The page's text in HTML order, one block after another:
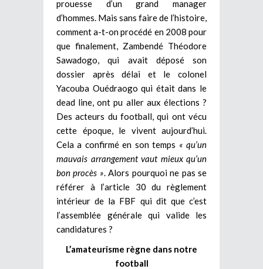
prouesse d’un grand manager
d’hommes. Mais sans faire de l’histoire,
comment a-t-on procédé en 2008 pour
que finalement, Zambendé Théodore
Sawadogo, qui avait déposé son
dossier après délai et le colonel
Yacouba Ouédraogo qui était dans le
dead line, ont pu aller aux élections ?
Des acteurs du football, qui ont vécu
cette époque, le vivent aujourd’hui.
Cela a confirmé en son temps « qu’un
mauvais arrangement vaut mieux qu’un
bon procès » . Alors pourquoi ne pas se
référer à l’article 30 du règlement
intérieur de la FBF qui dit que c’est
l’assemblée générale qui valide les
candidatures ?
L’amateurisme règne dans notre
football